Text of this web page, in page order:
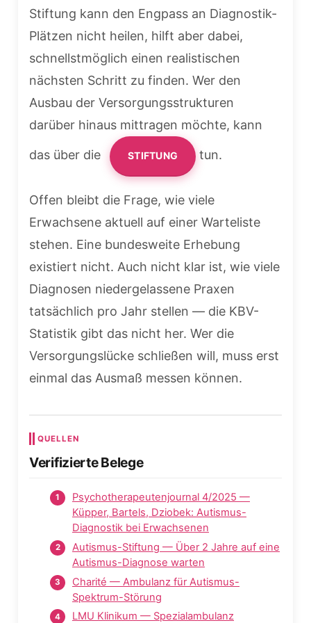
Stiftung kann den Engpass an Diagnostik-
Plätzen nicht heilen, hilft aber dabei,
schnellstmöglich einen realistischen
nächsten Schritt zu finden. Wer den
Ausbau der Versorgungsstrukturen
darüber hinaus mittragen möchte, kann
das über die STIFTUNG tun.
Offen bleibt die Frage, wie viele
Erwachsene aktuell auf einer Warteliste
stehen. Eine bundesweite Erhebung
existiert nicht. Auch nicht klar ist, wie viele
Diagnosen niedergelassene Praxen
tatsächlich pro Jahr stellen — die KBV-
Statistik gibt das nicht her. Wer die
Versorgungslücke schließen will, muss erst
einmal das Ausmaß messen können.
QUELLEN
Verifizierte Belege
Psychotherapeutenjournal 4/2025 —
Küpper, Bartels, Dziobek: Autismus-
Diagnostik bei Erwachsenen
Autismus-Stiftung — Über 2 Jahre auf eine
Autismus-Diagnose warten
Charité — Ambulanz für Autismus-
Spektrum-Störung
LMU Klinikum — Spezialambulanz